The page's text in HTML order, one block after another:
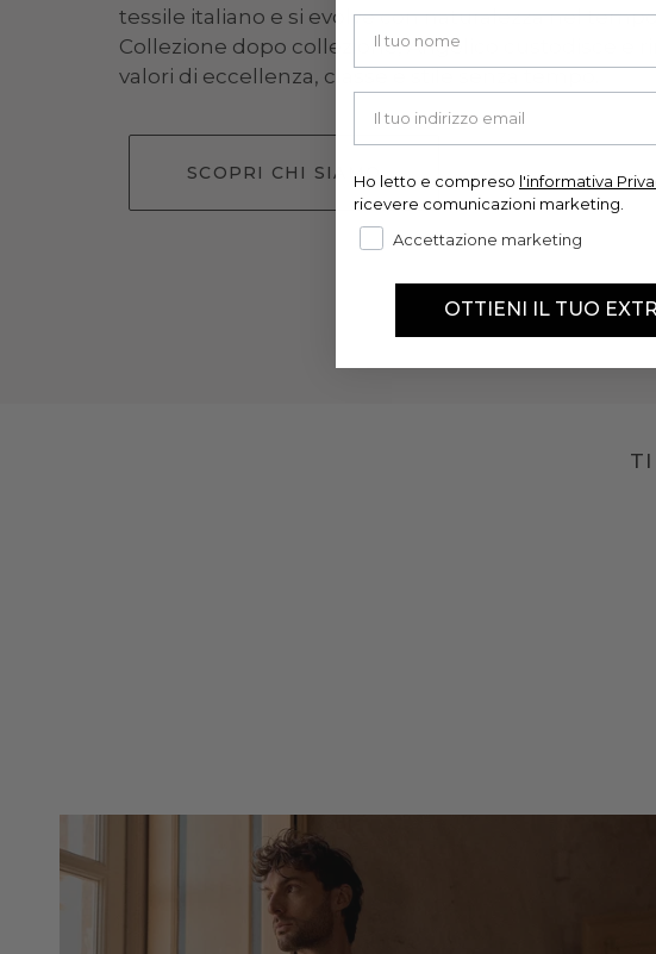
tessile italiano e si evolve con naturalezza nel
Collezione dopo collezione, Angelico custodisce e
valori di eccellenza, classe e stile senza tempo.
SCOPRI CHI SIAMO
Your email
Ho letto e compreso l'informativa
ricevere comunicazioni marketing.
Accettazione marketing
OTTIENI IL TUO